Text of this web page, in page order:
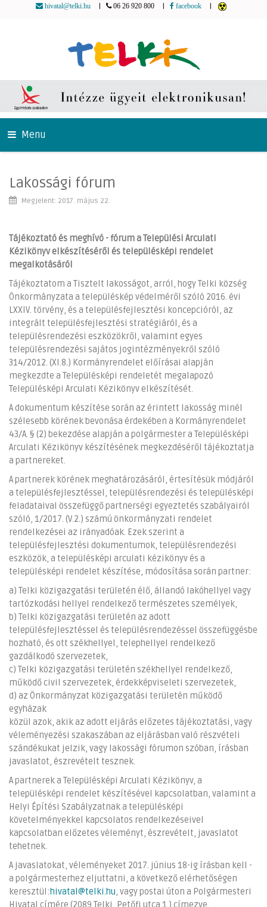
hivatal@telki.hu 06 26 920 800 facebook
Menu
Lakossági fórum
Megjelent: 2017. május 22.
Tájékoztató és meghívó - fórum a Települési Arculati
Kézikönyv elkészítéséről és településképi rendelet
megalkotásáról
Tájékoztatom a Tisztelt lakosságot, arról, hogy Telki község
Önkormányzata a településkép védelméről szóló 2016. évi
LXXIV. törvény, és a településfejlesztési koncepcióról, az
integrált településfejlesztési stratégiáról, és a
településrendezési eszközökről, valamint egyes
településrendezési sajátos jogintézményekről szóló
314/2012. (XI.8.) Kormányrendelet előírásai alapján
megkezdte a Településképi rendeletét megalapozó
Településképi Arculati Kézikönyv elkészítését.
A dokumentum készítése során az érintett lakosság minél
szélesebb körének bevonása érdekében a Kormányrendelet
43/A. § (2) bekezdése alapján a polgármester a Településképi
Arculati Kézikönyv készítésének megkezdéséről tájékoztatja
a partnereket.
A partnerek körének meghatározásáról, értesítésük módjáról
a településfejlesztéssel, településrendezési és településképi
feladataival összefüggő partnerségi egyeztetés szabályairól
szóló, 1/2017. (V.2.) számú önkormányzati rendelet
rendelkezései az irányadóak. Ezek szerint a
településfejlesztési dokumentumok, településrendezési
eszközök, a településképi arculati kézikönyv és a
településképi rendelet készítése, módosítása során partner:
a) Telki közigazgatási területén élő, állandó lakóhellyel vagy
tartózkodási hellyel rendelkező természetes személyek,
b) Telki közigazgatási területén az adott
településfejlesztéssel és településrendezéssel összefüggésbe
hozható, és ott székhellyel, telephellyel rendelkező
gazdálkodó szervezetek,
c) Telki közigazgatási területén székhellyel rendelkező,
működő civil szervezetek, érdekképviseleti szervezetek,
d) az Önkormányzat közigazgatási területén működő
egyházak
közül azok, akik az adott eljárás előzetes tájékoztatási, vagy
véleményezési szakaszában az eljárásban való részvételi
szándékukat jelzik, vagy lakossági fórumon szóban, írásban
javaslatot, észrevételt tesznek.
A partnerek a Településképi Arculati Kézikönyv, a
településképi rendelet készítésével kapcsolatban, valamint a
Helyi Építési Szabályzatnak a településképi
követelményekkel kapcsolatos rendelkezéseivel
kapcsolatban előzetes véleményt, észrevételt, javaslatot
tehetnek.
A javaslatokat, véleményeket 2017. június 18-ig írásban kell -
a polgármesterhez eljuttatni, a következő elérhetőségen
keresztül: hivatal@telki.hu, vagy postai úton a Polgármesteri
Hivatal címére (2089 Telki, Petőfi utca 1.) címezve.